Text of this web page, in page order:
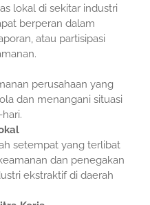
lokal di sekitar industri
berperan dalam
atau partisipasi
perusahaan yang
dan menangani situasi
setempat yang terlibat
dan penegakan
ekstraktif di daerah